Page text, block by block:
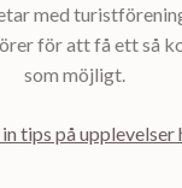
med
för att få ett så
som möjligt.
tips på upplevelser